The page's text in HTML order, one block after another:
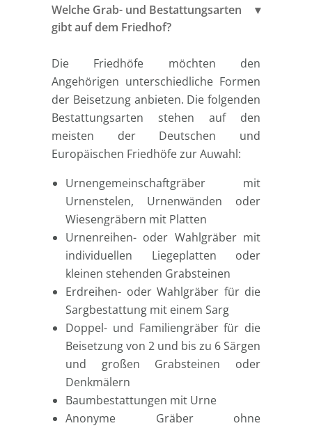
Welche Grab- und Bestattungsarten
gibt auf dem Friedhof?
Die Friedhöfe möchten den
Angehörigen unterschiedliche Formen
der Beisetzung anbieten. Die folgenden
Bestattungsarten stehen auf den
meisten der Deutschen und
Europäischen Friedhöfe zur Auwahl:
Urnengemeinschaftgräber mit
Urnenstelen, Urnenwänden oder
Wiesengräbern mit Platten
Urnenreihen- oder Wahlgräber mit
individuellen Liegeplatten oder
kleinen stehenden Grabsteinen
Erdreihen- oder Wahlgräber für die
Sargbestattung mit einem Sarg
Doppel- und Familiengräber für die
Beisetzung von 2 und bis zu 6 Särgen
und großen Grabsteinen oder
Denkmälern
Baumbestattungen mit Urne
Anonyme Gräber ohne